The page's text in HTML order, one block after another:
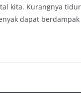
kita. Kurangnya tidur
dapat berdampak